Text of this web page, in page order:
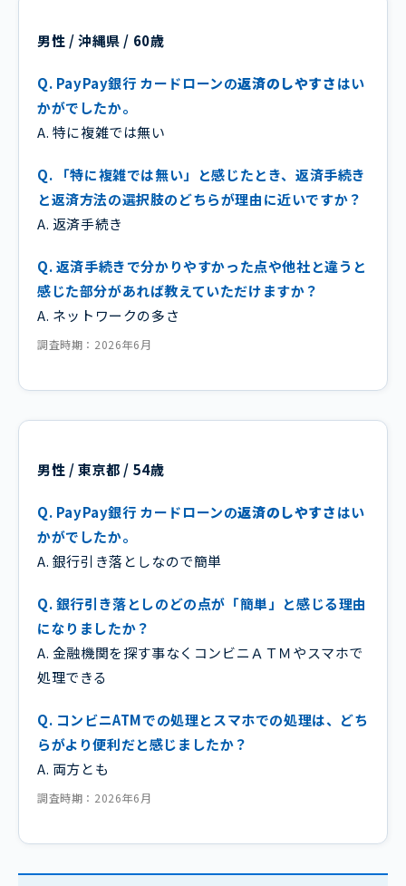
男性 / 沖縄県 / 60歳
Q. PayPay銀行 カードローンの返済のしやすさはい
かがでしたか。
A. 特に複雑では無い
Q. 「特に複雑では無い」と感じたとき、返済手続き
と返済方法の選択肢のどちらが理由に近いですか？
A. 返済手続き
Q. 返済手続きで分かりやすかった点や他社と違うと
感じた部分があれば教えていただけますか？
A. ネットワークの多さ
調査時期：2026年6月
男性 / 東京都 / 54歳
Q. PayPay銀行 カードローンの返済のしやすさはい
かがでしたか。
A. 銀行引き落としなので簡単
Q. 銀行引き落としのどの点が「簡単」と感じる理由
になりましたか？
A. 金融機関を探す事なくコンビニＡＴＭやスマホで
処理できる
Q. コンビニATMでの処理とスマホでの処理は、どち
らがより便利だと感じましたか？
A. 両方とも
調査時期：2026年6月